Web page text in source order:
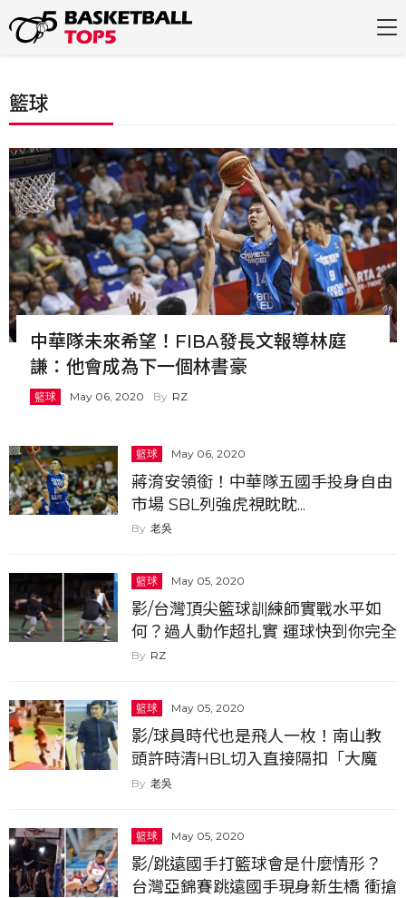
籃球
籃球 May 06, 2020 RZ
中華隊未來希望！FIBA發長文報導林庭
謙：他會成為下一個林書豪
籃球 May 06, 2020
蔣淯安領銜！中華隊五國手投身自由
市場 SBL列強虎視眈眈...
老吳
籃球 May 05, 2020
影/台灣頂尖籃球訓練師實戰水平如
何？過人動作超扎實 運球快到你完全
碰不到球...
RZ
籃球 May 05, 2020
影/球員時代也是飛人一枚！南山教
頭許時清HBL切入直接隔扣「大魔
神」顏振弘
老吳
籃球 May 05, 2020
影/跳遠國手打籃球會是什麼情形？
台灣亞錦賽跳遠國手現身新生橋 衝搶